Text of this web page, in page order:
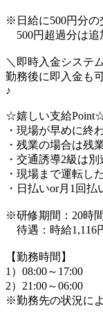
※日給に500円分の
500円超過分は追
＼即時入金システ
勤務後に即入金も
♪
☆嬉しい支給
・現場が早めに終
・残業の場合は残
・交通誘導2級は
・現場まで運転し
・日払いor月1回払
※研修期間：20時間
待遇：時給1,116
【勤務時間】
1）08:00～17:00
2）21:00～06:00
※勤務先の状況に